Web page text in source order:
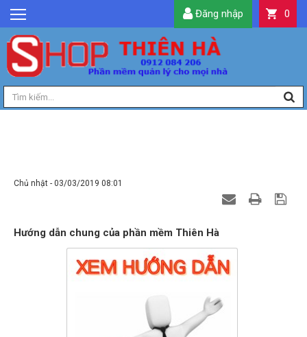
GIỚI THIỆU
TIN TỨC
SẢN PHẨM
DỊCH VỤ
0
Đăng nhập
Chủ nhật - 03/03/2019 08:01
Hướng dẫn chung của phần mềm Thiên Hà